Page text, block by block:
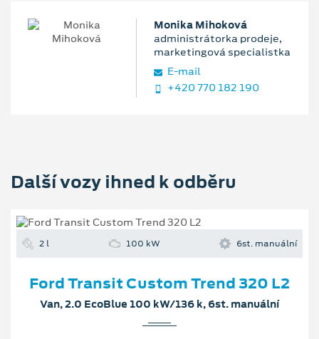
Monika Mihoková
administrátorka prodeje,
marketingová specialistka
E‑mail
+420 770 182 190
Další vozy ihned k odběru
2 l 100 kW 6st. manuální
Ford Transit Custom Trend 320 L2
Van, 2.0 EcoBlue 100 kW/136 k, 6st. manuální